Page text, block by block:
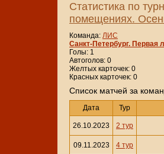
Статистика по
помещениях.
Команда: ЛИС
Санкт-Петербург. Первая
Голы: 1
Автоголов: 0
Желтых карточек: 0
Красных карточек: 0
Cписок матчей за
Дата Тур
26.10.2023 2 тур
09.11.2023 4 тур